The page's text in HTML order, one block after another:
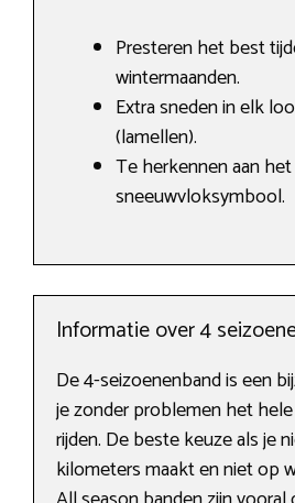
Presteren het best
wintermaanden.
Extra sneden in elk
(lamellen).
Te herkennen aan het
sneeuwvloksymbool.
Informatie over 4
De 4-seizoenenband is een
je zonder problemen het
rijden. De beste keuze als je
kilometers maakt en niet op